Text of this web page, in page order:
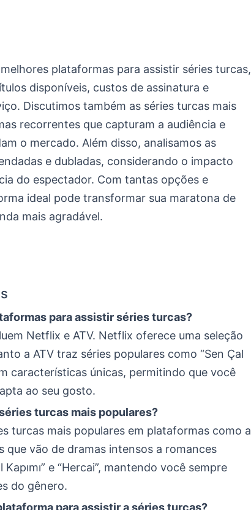
plataformas para assistir séries turcas,
disponíveis, custos de assinatura e
Discutimos também as séries turcas mais
recorrentes que capturam a audiência e
o mercado. Além disso, analisamos as
e dubladas, considerando o impacto
do espectador. Com tantas opções e
ideal pode transformar sua maratona de
mais agradável.
para assistir séries turcas?
Netflix e ATV. Netflix oferece uma seleção
a ATV traz séries populares como “Sen Çal
características únicas, permitindo que você
ao seu gosto.
turcas mais populares?
turcas mais populares em plataformas como a
que vão de dramas intensos a romances
e “Hercai”, mantendo você sempre
do gênero.
para assistir a séries turcas?